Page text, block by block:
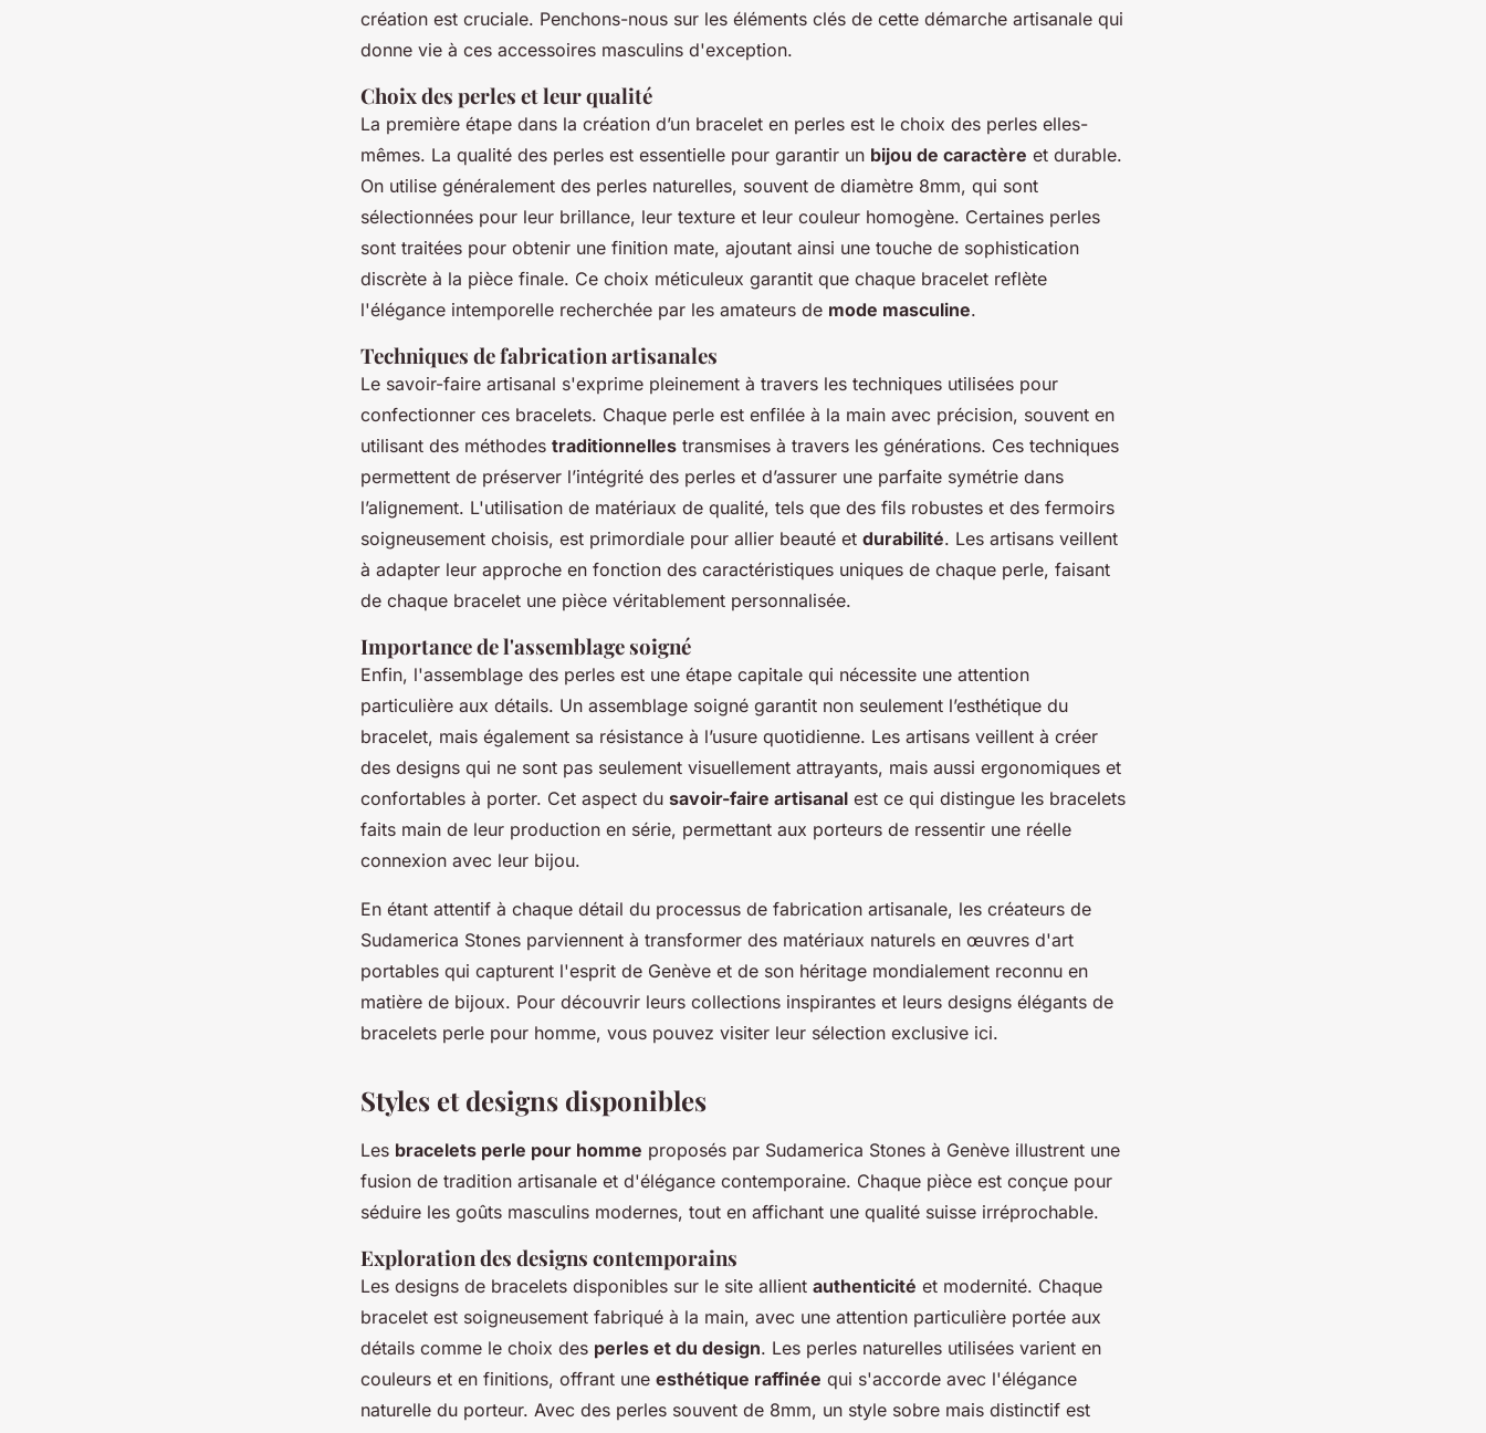
création est cruciale. Penchons-nous sur les éléments clés de cette démarche artisanale qui
donne vie à ces accessoires masculins d'exception.
Choix des perles et leur qualité
La première étape dans la création d’un bracelet en perles est le choix des perles elles-
mêmes. La qualité des perles est essentielle pour garantir un bijou de caractère et durable.
On utilise généralement des perles naturelles, souvent de diamètre 8mm, qui sont
sélectionnées pour leur brillance, leur texture et leur couleur homogène. Certaines perles
sont traitées pour obtenir une finition mate, ajoutant ainsi une touche de sophistication
discrète à la pièce finale. Ce choix méticuleux garantit que chaque bracelet reflète
l'élégance intemporelle recherchée par les amateurs de mode masculine.
Techniques de fabrication artisanales
Le savoir-faire artisanal s'exprime pleinement à travers les techniques utilisées pour
confectionner ces bracelets. Chaque perle est enfilée à la main avec précision, souvent en
utilisant des méthodes traditionnelles transmises à travers les générations. Ces techniques
permettent de préserver l’intégrité des perles et d’assurer une parfaite symétrie dans
l’alignement. L'utilisation de matériaux de qualité, tels que des fils robustes et des fermoirs
soigneusement choisis, est primordiale pour allier beauté et durabilité. Les artisans veillent
à adapter leur approche en fonction des caractéristiques uniques de chaque perle, faisant
de chaque bracelet une pièce véritablement personnalisée.
Importance de l'assemblage soigné
Enfin, l'assemblage des perles est une étape capitale qui nécessite une attention
particulière aux détails. Un assemblage soigné garantit non seulement l’esthétique du
bracelet, mais également sa résistance à l’usure quotidienne. Les artisans veillent à créer
des designs qui ne sont pas seulement visuellement attrayants, mais aussi ergonomiques et
confortables à porter. Cet aspect du savoir-faire artisanal est ce qui distingue les bracelets
faits main de leur production en série, permettant aux porteurs de ressentir une réelle
connexion avec leur bijou.
En étant attentif à chaque détail du processus de fabrication artisanale, les créateurs de
Sudamerica Stones parviennent à transformer des matériaux naturels en œuvres d'art
portables qui capturent l'esprit de Genève et de son héritage mondialement reconnu en
matière de bijoux. Pour découvrir leurs collections inspirantes et leurs designs élégants de
bracelets perle pour homme, vous pouvez visiter leur sélection exclusive ici.
Styles et designs disponibles
Les bracelets perle pour homme proposés par Sudamerica Stones à Genève illustrent une
fusion de tradition artisanale et d'élégance contemporaine. Chaque pièce est conçue pour
séduire les goûts masculins modernes, tout en affichant une qualité suisse irréprochable.
Exploration des designs contemporains
Les designs de bracelets disponibles sur le site allient authenticité et modernité. Chaque
bracelet est soigneusement fabriqué à la main, avec une attention particulière portée aux
détails comme le choix des perles et du design. Les perles naturelles utilisées varient en
couleurs et en finitions, offrant une esthétique raffinée qui s'accorde avec l'élégance
naturelle du porteur. Avec des perles souvent de 8mm, un style sobre mais distinctif est